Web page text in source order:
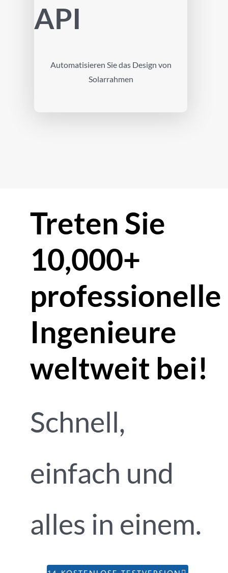
API
Automatisieren Sie das Design von
Solarrahmen
Treten Sie
10,000+
professionelle
Ingenieure
weltweit bei!
Schnell,
einfach und
alles in einem.